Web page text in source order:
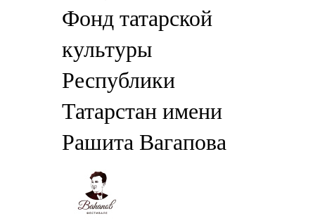
Фонд татарской
культуры
Республики
Татарстан имени
Рашита Вагапова